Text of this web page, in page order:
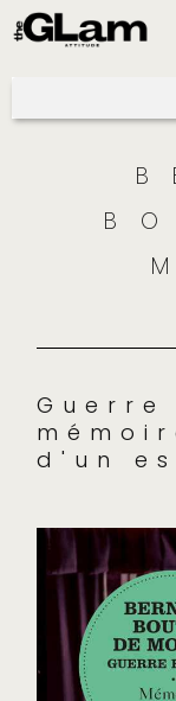
Guerre
d'un